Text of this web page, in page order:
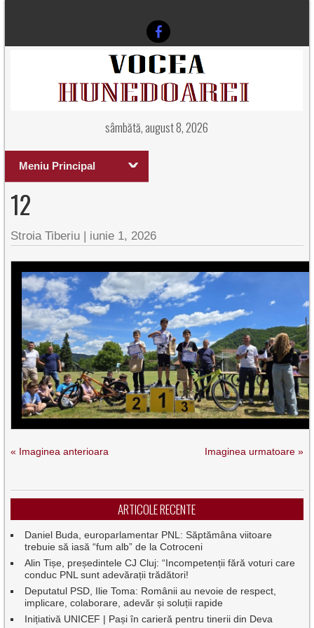
sâmbătă, august 8, 2026
Meniu Principal
12
Stroia Tiberiu | iunie 1, 2026
« Imaginea anterioara Imaginea urmatoare »
ARTICOLE RECENTE
Daniel Buda, europarlamentar PNL: Săptămâna viitoare
trebuie să iasă “fum alb” de la Cotroceni
Alin Tișe, președintele CJ Cluj: “Incompetenții fără voturi care
conduc PNL sunt adevărații trădători!
Deputatul PSD, Ilie Toma: Românii au nevoie de respect,
implicare, colaborare, adevăr și soluții rapide
Inițiativă UNICEF | Pași în carieră pentru tinerii din Deva